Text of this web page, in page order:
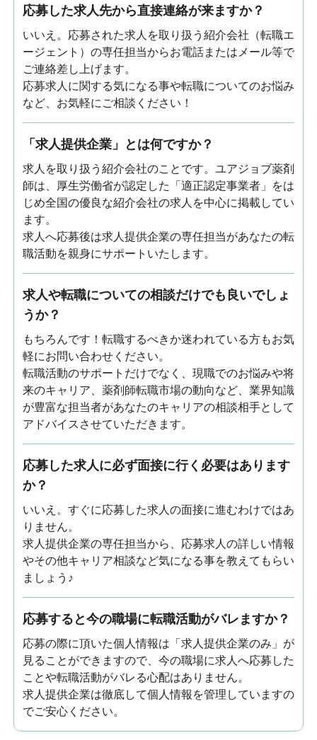
応募した求人先から直接連絡が来ますか？
いいえ。応募された求人を取り扱う紹介会社（転職エ
ージェント）の専任担当からお電話またはメール等で
ご連絡差し上げます。
応募求人に関する気になる事や転職についてのお悩み
など、お気軽にご相談ください！
「求人提供企業」とは何ですか？
求人を取り扱う紹介会社のことです。ユアジョブ薬剤
師は、厚生労働省が認定した「適正認定事業者」をは
じめ全国の優良な紹介会社の求人を中心に掲載してい
ます。
求人へ応募後は求人提供企業の専任担当があなたの転
職活動を親身にサポートいたします。
求人や転職についての相談だけでも良いでしょ
うか？
もちろんです！転職するべきか迷われている方もお気
軽にお問い合わせください。
転職活動のサポートだけでなく、現職でのお悩みや将
来のキャリア、薬剤師転職市場の動向など、業界知識
が豊富な担当者があなたのキャリアの相談相手として
アドバイスさせていただきます。
応募した求人に必ず面接に行く必要はあります
か？
いいえ。すぐに応募した求人の面接に進むわけではあ
りません。
求人提供企業の専任担当から、応募求人の詳しい情報
やその他キャリア相談など気になる事を教えてもらい
ましょう♪
応募すると今の職場に転職活動がバレますか？
応募の際に頂いた個人情報は「求人提供企業のみ」が
見ることができますので、今の職場に求人へ応募した
ことや転職活動がバレる心配はありません。
求人提供企業は徹底して個人情報を管理していますの
でご安心ください。